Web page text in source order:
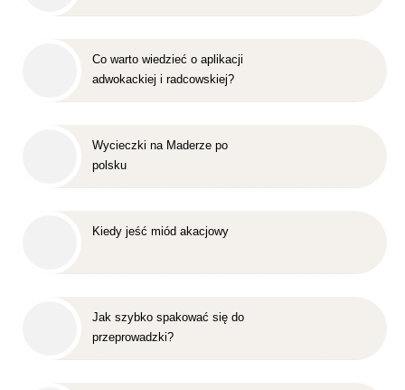
Co warto wiedzieć o aplikacji
adwokackiej i radcowskiej?
Wycieczki na Maderze po
polsku
Kiedy jeść miód akacjowy
Jak szybko spakować się do
przeprowadzki?